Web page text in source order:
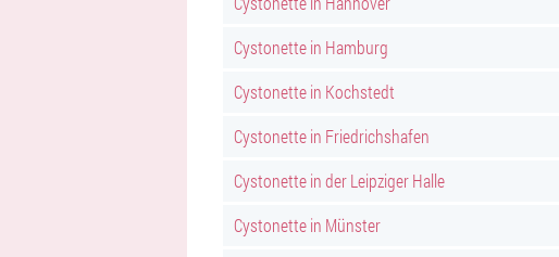
Cystonette in Hamburg
Cystonette in Kochstedt
Cystonette in Friedrichshafen
Cystonette in der Leipziger Halle
Cystonette in Münster